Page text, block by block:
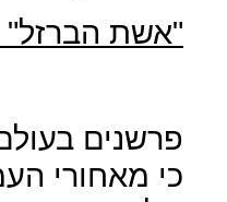
"אשת
פרשנים
כי מאחורי